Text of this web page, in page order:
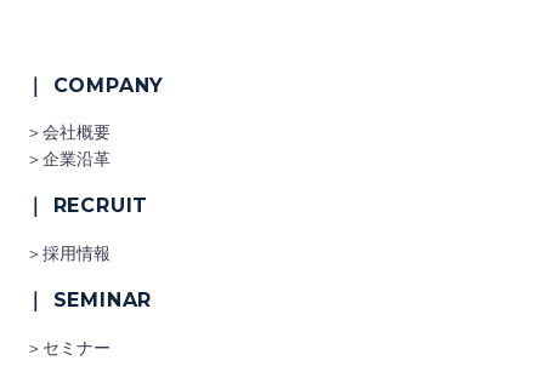
｜ COMPANY
＞会社概要
＞企業沿革
｜ RECRUIT
＞採用情報
｜ SEMINAR
＞セミナー